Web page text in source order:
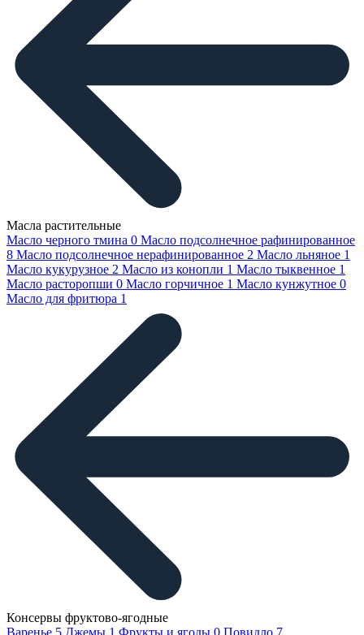
Масла растительные
Масло черного тмина 0 Масло подсолнечное рафинированное
8 Масло подсолнечное нерафинированное 2 Масло льняное 1
Масло кукурузное 2 Масло из конопли 1 Масло тыквенное 1
Масло расторопши 0 Масло горчичное 1 Масло кунжутное 0
Масло для фритюра 1
Консервы фруктово-ягодные
Варенье 5 Джемы 1 Фрукты и ягоды 0 Повидло 7